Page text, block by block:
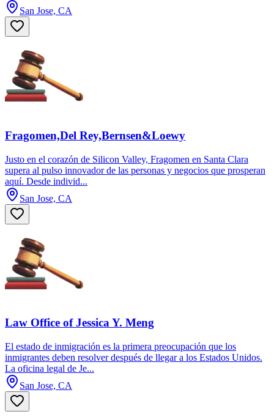
San Jose, CA
Fragomen,Del Rey,Bernsen&Loewy
Justo en el corazón de Silicon Valley, Fragomen en Santa Clara
supera al pulso innovador de las personas y negocios que prosperan
aquí. Desde individ...
San Jose, CA
Law Office of Jessica Y. Meng
El estado de inmigración es la primera preocupación que los
inmigrantes deben resolver después de llegar a los Estados Unidos.
La oficina legal de Je...
San Jose, CA